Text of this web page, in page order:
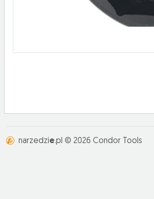
narzedzie.pl © 2026 Condor Tools